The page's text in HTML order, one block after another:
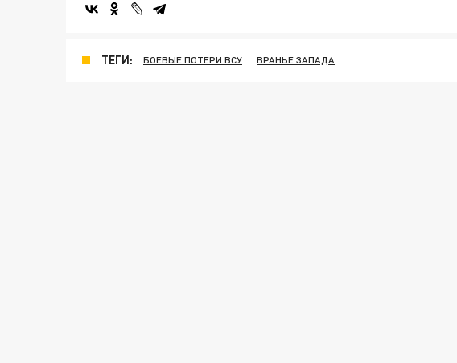
ТЕГИ: БОЕВЫЕ ПОТЕРИ ВСУ ВРАНЬЕ ЗАПАДА